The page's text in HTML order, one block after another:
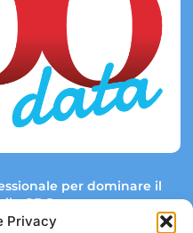
Privacy
per dominare il
GDO.